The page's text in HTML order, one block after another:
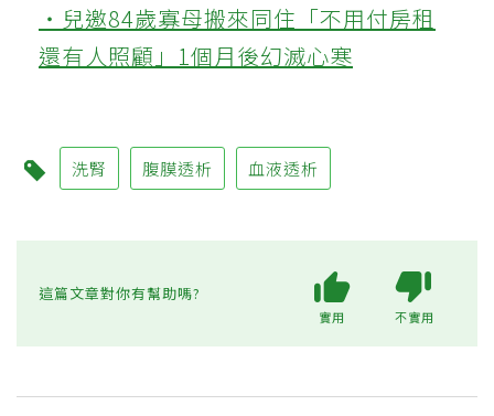
‧兒邀84歲寡母搬來同住「不用付房租
還有人照顧」1個月後幻滅心寒
洗腎 腹膜透析 血液透析
這篇文章對你有幫助嗎?
實用 不實用